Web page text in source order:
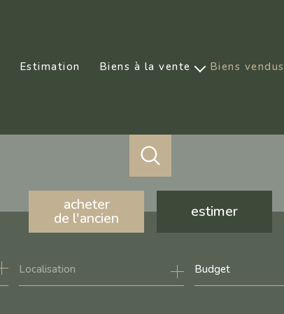
Estimation Biens à la vente Biens vendus
acheter
de l'ancien
de l'immo pro
estimer
Budget